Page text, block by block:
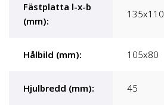
Fästplatta l-x-b
(mm):
135x110
Hålbild (mm): 105x80
Hjulbredd (mm): 45